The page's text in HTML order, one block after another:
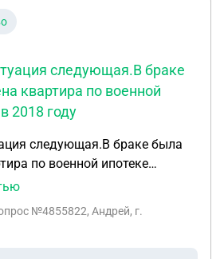
следующая.В браке
квартира по военной
2018 году
следующая.В браке была
по военной ипотеке
2023 квартиру
выписалась.Как быть?
№4855822, Андрей, г.